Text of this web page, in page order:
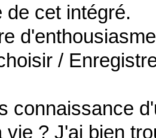
de cet intégré.
/
connaissance
vie ? J'ai bien